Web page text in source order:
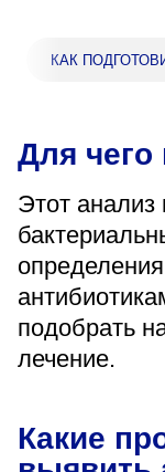
«Парус»
Понедельник
перерыв
Пятница
08:00–15:45
перерыв
Администратор
+7 (4742)
КАК
Для чего
Этот
подобрать
лечение.
Какие